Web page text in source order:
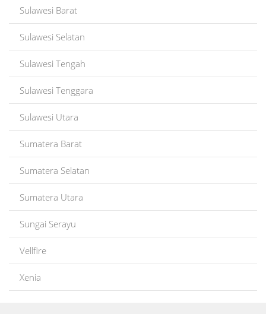
Sulawesi Barat
Sulawesi Selatan
Sulawesi Tengah
Sulawesi Tenggara
Sulawesi Utara
Sumatera Barat
Sumatera Selatan
Sumatera Utara
Sungai Serayu
Vellfire
Xenia